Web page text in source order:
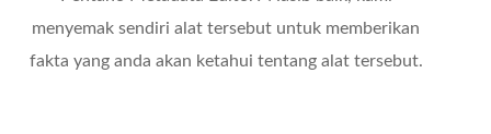
menyemak sendiri alat tersebut untuk memberikan
fakta yang anda akan ketahui tentang alat tersebut.